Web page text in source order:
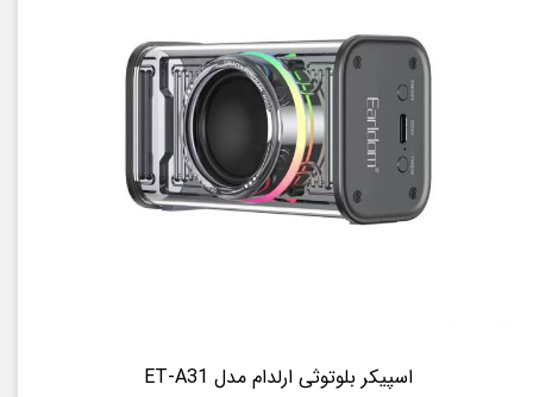
اسپیکر بلوتوثی ارلدام مدل ET-A31